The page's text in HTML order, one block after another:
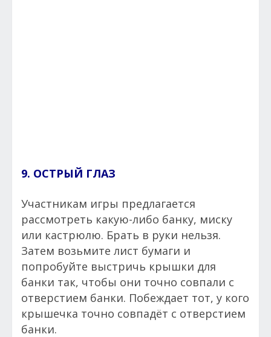
9. ОСТРЫЙ ГЛАЗ
Участникам игры предлагается
рассмотреть какую-либо банку, миску
или кастрюлю. Брать в руки нельзя.
Затем возьмите лист бумаги и
попробуйте выстричь крышки для
банки так, чтобы они точно совпали с
отверстием банки. Побеждает тот, у кого
крышечка точно совпадёт с отверстием
банки.